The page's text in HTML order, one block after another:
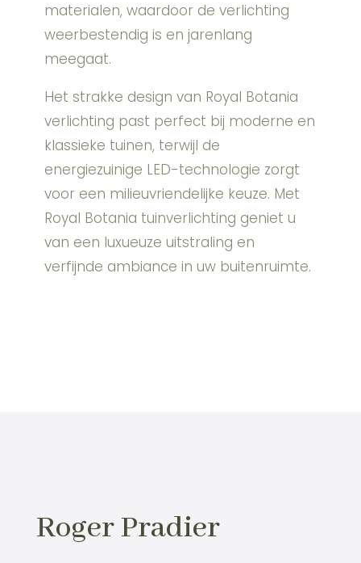
materialen, waardoor de verlichting
weerbestendig is en jarenlang
meegaat.
Het strakke design van Royal Botania
verlichting past perfect bij moderne en
klassieke tuinen, terwijl de
energiezuinige LED-technologie zorgt
voor een milieuvriendelijke keuze. Met
Royal Botania tuinverlichting geniet u
van een luxueuze uitstraling en
verfijnde ambiance in uw buitenruimte.
Roger Pradier